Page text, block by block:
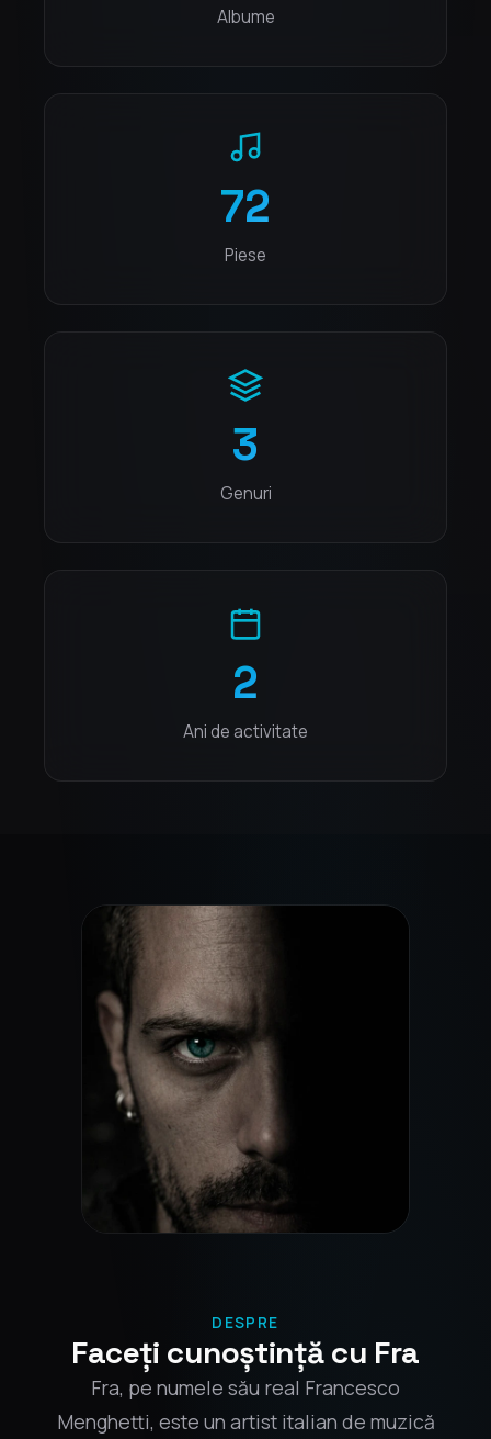
Albume
72
Piese
3
Genuri
2
Ani de activitate
DESPRE
Faceți cunoștință cu Fra
Fra, pe numele său real Francesco
Menghetti, este un artist italian de muzică